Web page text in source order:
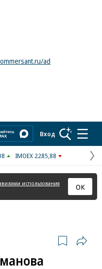
ad
Вход
IMOEX 2285,88
использования
ОК